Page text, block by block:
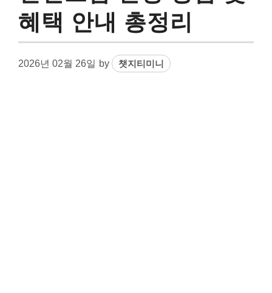
혜택 안내 총정리
2026년 02월 26일 by 챗지티미니